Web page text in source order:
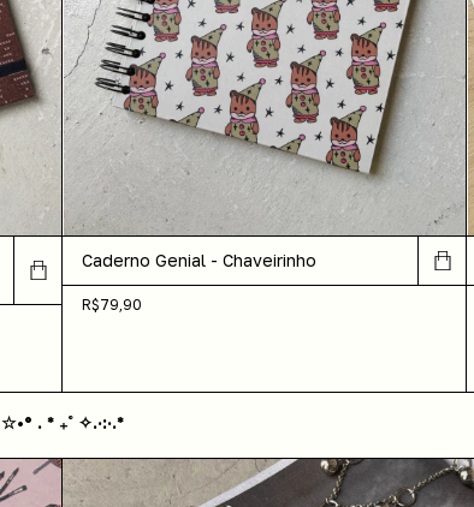
Caderno Genial - Chaveirinho
R$79,90
☆•° . * ₊˚ ✧.·:·.*